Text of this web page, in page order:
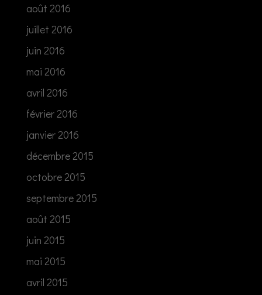
août 2016
juillet 2016
juin 2016
mai 2016
avril 2016
février 2016
janvier 2016
décembre 2015
octobre 2015
septembre 2015
août 2015
juin 2015
mai 2015
avril 2015